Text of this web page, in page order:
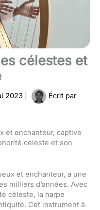
célestes et
2023
Écrit par
et enchanteur, captive
céleste et son
et enchanteur, a une
milliers d’années. Avec
céleste, la harpe
Cet instrument à